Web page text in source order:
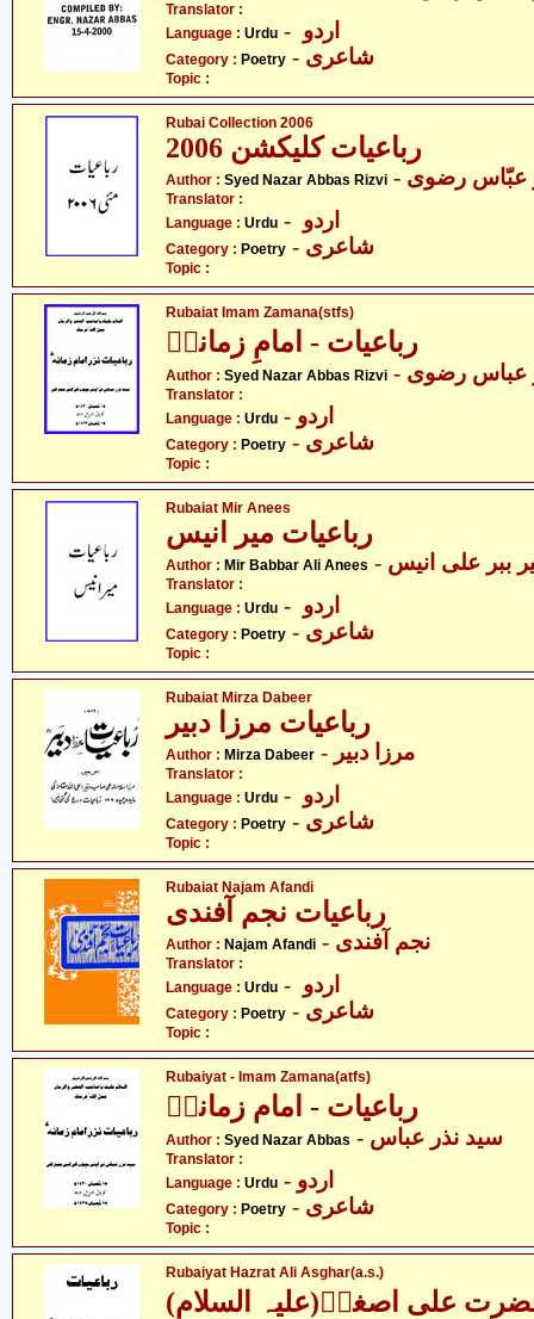
Translator :
Language : Urdu
Category : Poetry - شاعری
Topic :
Rubai Collection 2006
رباعیات کلیکشن 2006
Author : Syed Nazar Abbas Rizvi عبّاس رضوی
Translator :
Language : Urdu
Category : Poetry - شاعری
Topic :
Rubaiat Imam Zamana(stfs)
رباعیات - امامِ زمانہؑ
Author : Syed Nazar Abbas Rizvi عباس رضوی
Translator :
Language : Urdu - اردو
Category : Poetry - شاعری
Topic :
Rubaiat Mir Anees
رباعیات میر انیس
Author : Mir Babbar Ali Anees ببر علی انیس
Translator :
Language : Urdu
Category : Poetry - شاعری
Topic :
Rubaiat Mirza Dabeer
رباعیات مرزا دبیر
Author : Mirza Dabeer - مرزا دبیر
Translator :
Language : Urdu
Category : Poetry - شاعری
Topic :
Rubaiat Najam Afandi
رباعیات نجم آفندی
Author : Najam Afandi - نجم آفندی
Translator :
Language : Urdu
Category : Poetry - شاعری
Topic :
Rubaiyat - Imam Zamana(atfs)
رباعیات - امام زمانہؑ
Author : Syed Nazar Abbas - سید نذر عباس
Translator :
Language : Urdu - اردو
Category : Poetry - شاعری
Topic :
Rubaiyat Hazrat Ali Asghar(a.s.)
حضرت علی اصغرؑ(علیہ السلام